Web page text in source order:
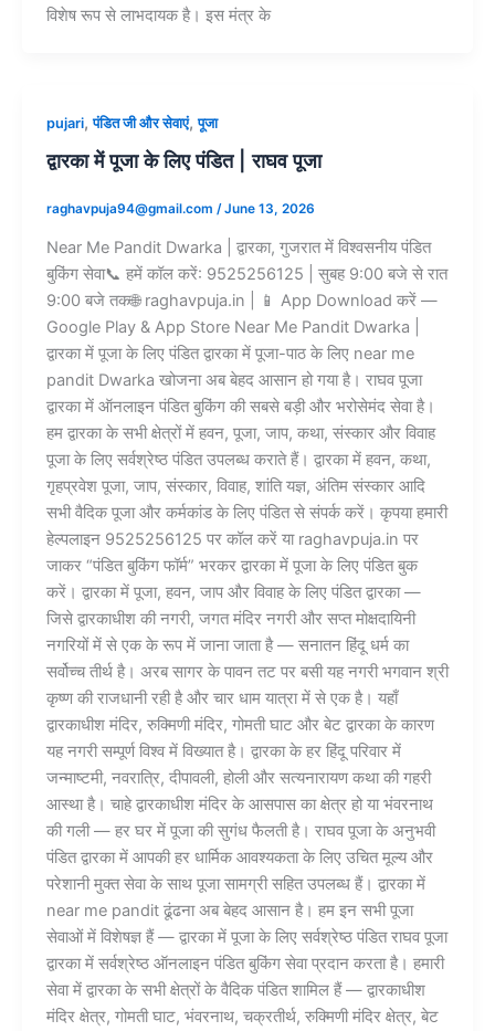
विशेष रूप से लाभदायक है। इस मंत्र के
pujari,पंडित जी और सेवाएं,पूजा
द्वारका में पूजा के लिए पंडित | राघव पूजा
raghavpuja94@gmail.com /June 13, 2026
Near Me Pandit Dwarka | द्वारका, गुजरात में विश्वसनीय पंडित
बुकिंग सेवा📞 हमें कॉल करें: 9525256125 | सुबह 9:00 बजे से रात
9:00 बजे तक🌐 raghavpuja.in | 📱 App Download करें —
Google Play & App Store Near Me Pandit Dwarka |
द्वारका में पूजा के लिए पंडित द्वारका में पूजा-पाठ के लिए near me
pandit Dwarka खोजना अब बेहद आसान हो गया है। राघव पूजा
द्वारका में ऑनलाइन पंडित बुकिंग की सबसे बड़ी और भरोसेमंद सेवा है।
हम द्वारका के सभी क्षेत्रों में हवन, पूजा, जाप, कथा, संस्कार और विवाह
पूजा के लिए सर्वश्रेष्ठ पंडित उपलब्ध कराते हैं। द्वारका में हवन, कथा,
गृहप्रवेश पूजा, जाप, संस्कार, विवाह, शांति यज्ञ, अंतिम संस्कार आदि
सभी वैदिक पूजा और कर्मकांड के लिए पंडित से संपर्क करें। कृपया हमारी
हेल्पलाइन 9525256125 पर कॉल करें या raghavpuja.in पर
जाकर “पंडित बुकिंग फॉर्म” भरकर द्वारका में पूजा के लिए पंडित बुक
करें। द्वारका में पूजा, हवन, जाप और विवाह के लिए पंडित द्वारका —
जिसे द्वारकाधीश की नगरी, जगत मंदिर नगरी और सप्त मोक्षदायिनी
नगरियों में से एक के रूप में जाना जाता है — सनातन हिंदू धर्म का
सर्वोच्च तीर्थ है। अरब सागर के पावन तट पर बसी यह नगरी भगवान श्री
कृष्ण की राजधानी रही है और चार धाम यात्रा में से एक है। यहाँ
द्वारकाधीश मंदिर, रुक्मिणी मंदिर, गोमती घाट और बेट द्वारका के कारण
यह नगरी सम्पूर्ण विश्व में विख्यात है। द्वारका के हर हिंदू परिवार में
जन्माष्टमी, नवरात्रि, दीपावली, होली और सत्यनारायण कथा की गहरी
आस्था है। चाहे द्वारकाधीश मंदिर के आसपास का क्षेत्र हो या भंवरनाथ
की गली — हर घर में पूजा की सुगंध फैलती है। राघव पूजा के अनुभवी
पंडित द्वारका में आपकी हर धार्मिक आवश्यकता के लिए उचित मूल्य और
परेशानी मुक्त सेवा के साथ पूजा सामग्री सहित उपलब्ध हैं। द्वारका में
near me pandit ढूंढना अब बेहद आसान है। हम इन सभी पूजा
सेवाओं में विशेषज्ञ हैं — द्वारका में पूजा के लिए सर्वश्रेष्ठ पंडित राघव पूजा
द्वारका में सर्वश्रेष्ठ ऑनलाइन पंडित बुकिंग सेवा प्रदान करता है। हमारी
सेवा में द्वारका के सभी क्षेत्रों के वैदिक पंडित शामिल हैं — द्वारकाधीश
मंदिर क्षेत्र, गोमती घाट, भंवरनाथ, चक्रतीर्थ, रुक्मिणी मंदिर क्षेत्र, बेट